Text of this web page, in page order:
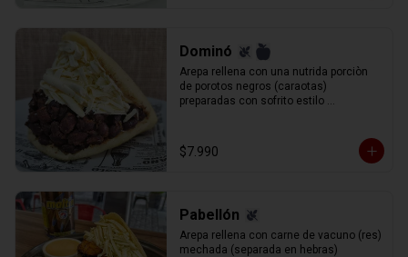
Dominó
Arepa rellena con una nutrida porciòn
de porotos negros (caraotas)
preparadas con sofrito estilo
$7.990
Pabellón
Arepa rellena con carne de vacuno (res)
mechada (separada en hebras)